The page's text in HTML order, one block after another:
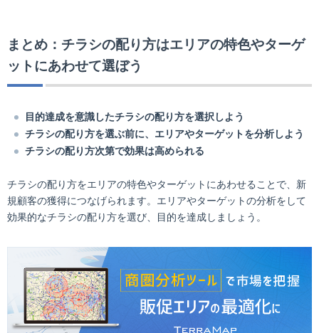
まとめ：チラシの配り方はエリアの特色やターゲ
ットにあわせて選ぼう
目的達成を意識したチラシの配り方を選択しよう
チラシの配り方を選ぶ前に、エリアやターゲットを分析しよう
チラシの配り方次第で効果は高められる
チラシの配り方をエリアの特色やターゲットにあわせることで、新
規顧客の獲得につなげられます。エリアやターゲットの分析をして
効果的なチラシの配り方を選び、目的を達成しましょう。